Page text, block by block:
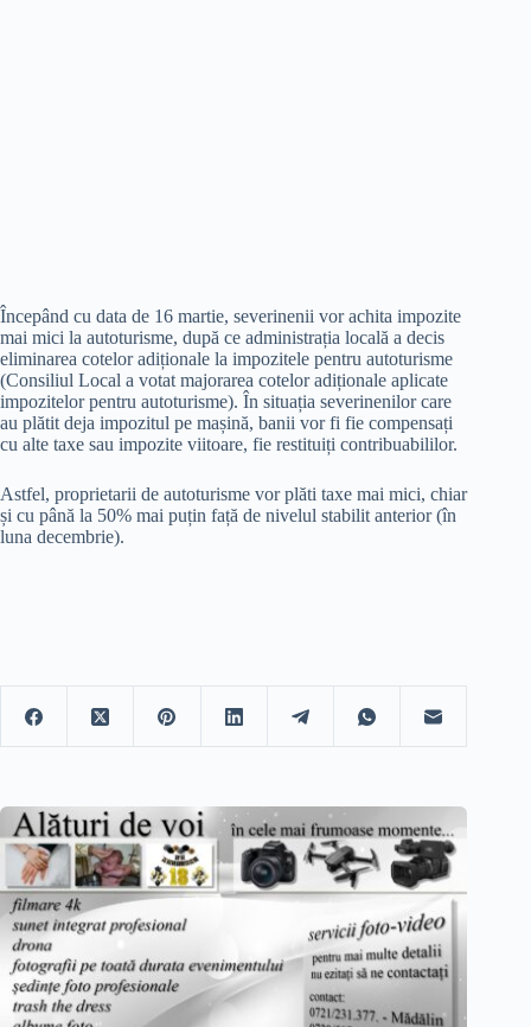
Începând cu data de 16 martie, severinenii vor achita impozite
mai mici la autoturisme, după ce administrația locală a decis
eliminarea cotelor adiționale la impozitele pentru autoturisme
(Consiliul Local a votat majorarea cotelor adiționale aplicate
impozitelor pentru autoturisme). În situația severinenilor care
au plătit deja impozitul pe mașină, banii vor fi fie compensați
cu alte taxe sau impozite viitoare, fie restituiți contribuabililor.
Astfel, proprietarii de autoturisme vor plăti taxe mai mici, chiar
și cu până la 50% mai puțin față de nivelul stabilit anterior (în
luna decembrie).